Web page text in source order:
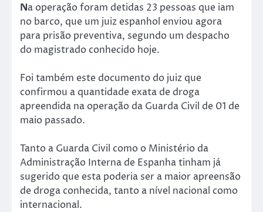
Na operação foram detidas 23 pessoas que iam
no barco, que um juiz espanhol enviou agora
para prisão preventiva, segundo um despacho
do magistrado conhecido hoje.
Foi também este documento do juiz que
confirmou a quantidade exata de droga
apreendida na operação da Guarda Civil de 01 de
maio passado.
Tanto a Guarda Civil como o Ministério da
Administração Interna de Espanha tinham já
sugerido que esta poderia ser a maior apreensão
de droga conhecida, tanto a nível nacional como
internacional.